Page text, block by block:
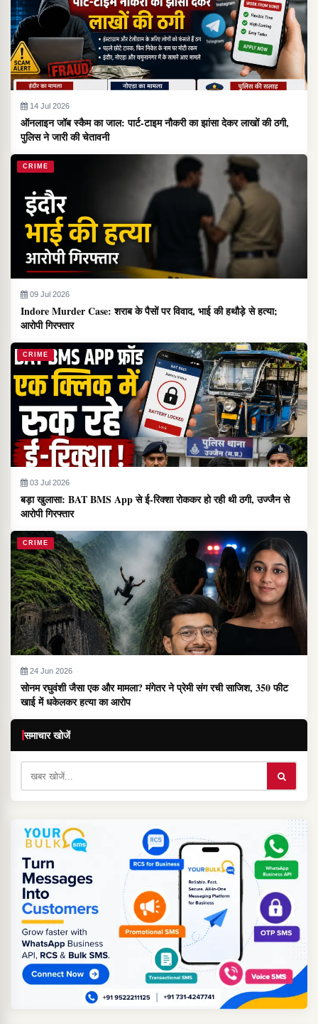
14 Jul 2026
ऑनलाइन जॉब स्कैम का जाल: पार्ट-टाइम नौकरी का झांसा देकर लाखों की ठगी,
पुलिस ने जारी की चेतावनी
CRIME
09 Jul 2026
Indore Murder Case: शराब के पैसों पर विवाद, भाई की हथौड़े से हत्या;
आरोपी गिरफ्तार
CRIME
03 Jul 2026
बड़ा खुलासा: BAT BMS App से ई-रिक्शा रोककर हो रही थी ठगी, उज्जैन से
आरोपी गिरफ्तार
CRIME
24 Jun 2026
सोनम रघुवंशी जैसा एक और मामला? मंगेतर ने प्रेमी संग रची साजिश, 350 फीट
खाई में धकेलकर हत्या का आरोप
समाचार खोजें